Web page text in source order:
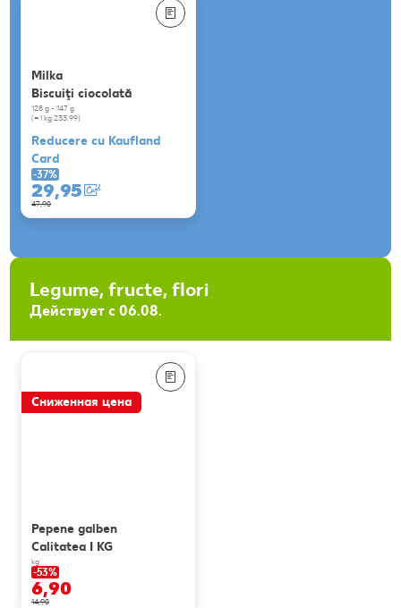
Milka
Biscuiţi ciocolată
128 g - 147 g
(=1 kg 233.99)
Reducere cu Kaufland
Card
-37%
29,95
47,90
Legume, fructe, flori
Действует с 06.08.
Сниженная цена
Pepene galben
Calitatea I KG
kg
-53%
6,90
14,90